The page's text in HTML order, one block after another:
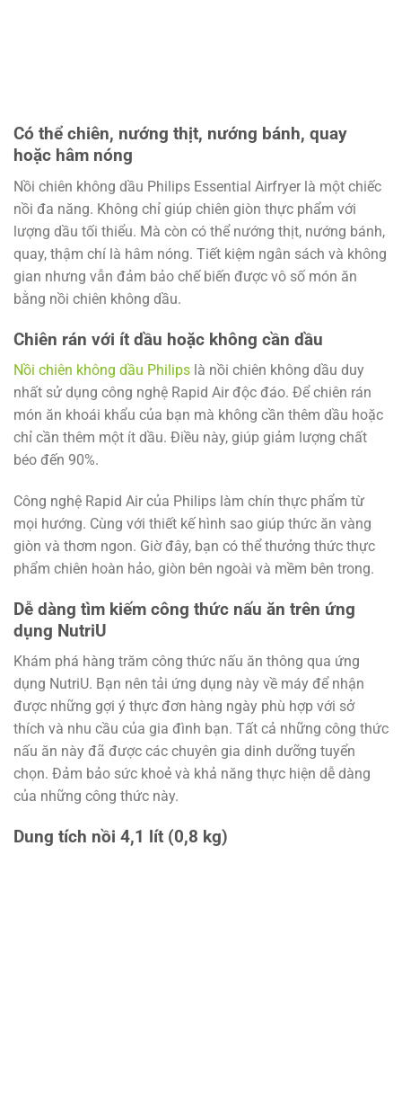
Có thể chiên, nướng thịt, nướng bánh, quay
hoặc hâm nóng
Nồi chiên không dầu Philips Essential Airfryer là một chiếc
nồi đa năng. Không chỉ giúp chiên giòn thực phẩm với
lượng dầu tối thiểu. Mà còn có thể nướng thịt, nướng bánh,
quay, thậm chí là hâm nóng. Tiết kiệm ngân sách và không
gian nhưng vẫn đảm bảo chế biến được vô số món ăn
bằng nồi chiên không dầu.
Chiên rán với ít dầu hoặc không cần dầu
Nồi chiên không dầu Philips là nồi chiên không dầu duy
nhất sử dụng công nghệ Rapid Air độc đáo. Để chiên rán
món ăn khoái khẩu của bạn mà không cần thêm dầu hoặc
chỉ cần thêm một ít dầu. Điều này, giúp giảm lượng chất
béo đến 90%.
Công nghệ Rapid Air của Philips làm chín thực phẩm từ
mọi hướng. Cùng với thiết kế hình sao giúp thức ăn vàng
giòn và thơm ngon. Giờ đây, bạn có thể thưởng thức thực
phẩm chiên hoàn hảo, giòn bên ngoài và mềm bên trong.
Dễ dàng tìm kiếm công thức nấu ăn trên ứng
dụng NutriU
Khám phá hàng trăm công thức nấu ăn thông qua ứng
dụng NutriU. Bạn nên tải ứng dụng này về máy để nhận
được những gợi ý thực đơn hàng ngày phù hợp với sở
thích và nhu cầu của gia đình bạn. Tất cả những công thức
nấu ăn này đã được các chuyên gia dinh dưỡng tuyển
chọn. Đảm bảo sức khoẻ và khả năng thực hiện dễ dàng
của những công thức này.
Dung tích nồi 4,1 lít (0,8 kg)